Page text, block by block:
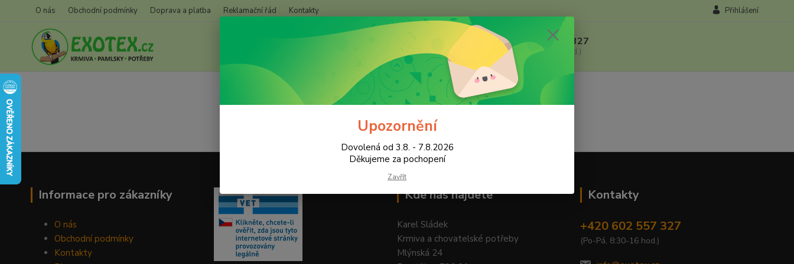
O nás Obchodní podmínky Doprava a platba Reklamační řád Kontakty Přihlášení
+420 602 557 327
(Po-Pá, 8:30-16 hod.)
Informace pro zákazníky
O nás
Obchodní podmínky
Kontakty
Kde nás najdete
Karel Sládek
Krmiva a chovatelské potřeby
Mlýnská 24
Kontakty
+420 602 557 327
(Po-Pá, 8:30-16 hod.)
Upozornění
Dovolená od 3.8. - 7.8.2026
Děkujeme za pochopení
Zavřít